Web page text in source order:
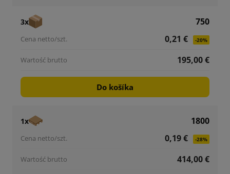
3x
750
0,21 €
-20%
195,00 €
Do košíka
1x
1800
0,19 €
-28%
414,00 €